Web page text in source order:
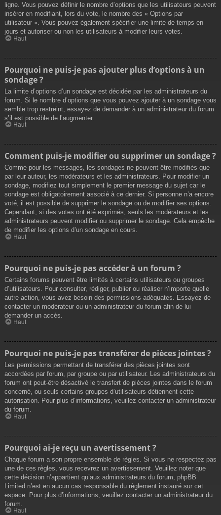
ligne. Vous pouvez définir le nombre d’options que les utilisateurs peuvent
insérer en modifiant, lors du vote, le nombre des « Options par
utilisateur ». Vous pouvez également spécifier une limite de temps en
jours et autoriser ou non les utilisateurs à modifier leurs votes.
Haut
Pourquoi ne puis-je pas ajouter plus d’options à un
sondage ?
La limite d’options d’un sondage est décidée par les administrateurs du
forum. Si le nombre d’options que vous pouvez ajouter à un sondage vous
semble trop restreint, essayez de demander à un administrateur du forum
s’il est possible de l’augmenter.
Haut
Comment puis-je modifier ou supprimer un sondage ?
Comme pour les messages, les sondages ne peuvent être modifiés que
par leur auteur, les modérateurs et les administrateurs. Pour modifier un
sondage, modifiez tout simplement le premier message du sujet car le
sondage est obligatoirement associé à ce dernier. Si personne n’a encore
voté, il est possible de supprimer le sondage ou de modifier ses options.
Cependant, si des votes ont été exprimés, seuls les modérateurs et les
administrateurs peuvent modifier ou supprimer le sondage. Cela empêche
de modifier les options d’un sondage en cours.
Haut
Pourquoi ne puis-je pas accéder à un forum ?
Certains forums peuvent être limités à certains utilisateurs ou groupes
d’utilisateurs. Pour consulter, rédiger, publier ou réaliser n’importe quelle
autre action, vous avez besoin des permissions adéquates. Essayez de
contacter un modérateur ou un administrateur du forum afin de lui
demander un accès.
Haut
Pourquoi ne puis-je pas transférer de pièces jointes ?
Les permissions permettant de transférer des pièces jointes sont
accordées par forum, par groupe ou par utilisateur. Les administrateurs du
forum ont peut-être désactivé le transfert de pièces jointes dans le forum
concerné, ou seuls certains groupes d’utilisateurs détiennent cette
autorisation. Pour plus d’informations, veuillez contacter un administrateur
du forum.
Haut
Pourquoi ai-je reçu un avertissement ?
Chaque forum a son propre ensemble de règles. Si vous ne respectez pas
une de ces règles, vous recevrez un avertissement. Veuillez noter que
cette décision n’appartient qu’aux administrateurs du forum, phpBB
Limited n’est en aucun cas responsable du règlement instauré sur cet
espace. Pour plus d’informations, veuillez contacter un administrateur du
forum.
Haut